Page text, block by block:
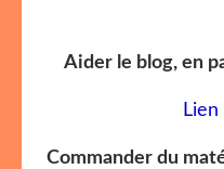
Aider le blog, en
Commander du